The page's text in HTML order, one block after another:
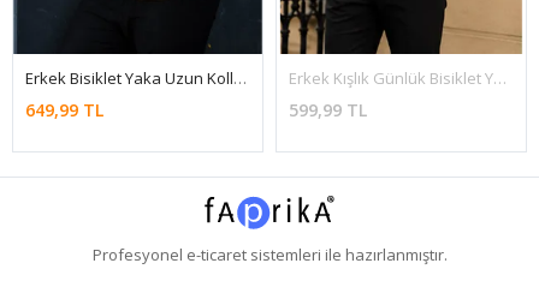
Erkek Bisiklet Yaka Uzun Kollu Ç.Yeşil Triko Kazak
649,99 TL
Erkek Kışlık Günlük Bisiklet Yaka Krem Kazak
599,99 TL
Profesyonel e-ticaretsistemleri ile hazırlanmıştır.